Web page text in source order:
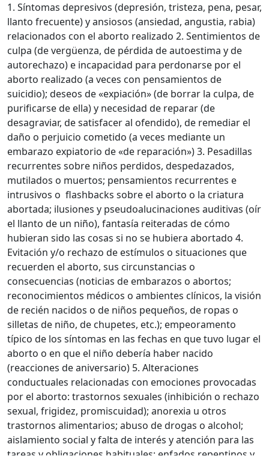
1. Síntomas depresivos (depresión, tristeza, pena, pesar,
llanto frecuente) y ansiosos (ansiedad, angustia, rabia)
relacionados con el aborto realizado 2. Sentimientos de
culpa (de vergüenza, de pérdida de autoestima y de
autorechazo) e incapacidad para perdonarse por el
aborto realizado (a veces con pensamientos de
suicidio); deseos de «expiación» (de borrar la culpa, de
purificarse de ella) y necesidad de reparar (de
desagraviar, de satisfacer al ofendido), de remediar el
daño o perjuicio cometido (a veces mediante un
embarazo expiatorio de «de reparación») 3. Pesadillas
recurrentes sobre niños perdidos, despedazados,
mutilados o muertos; pensamientos recurrentes e
intrusivos o flashbacks sobre el aborto o la criatura
abortada; ilusiones y pseudoalucinaciones auditivas (oír
el llanto de un niño), fantasía reiteradas de cómo
hubieran sido las cosas si no se hubiera abortado 4.
Evitación y/o rechazo de estímulos o situaciones que
recuerden el aborto, sus circunstancias o
consecuencias (noticias de embarazos o abortos;
reconocimientos médicos o ambientes clínicos, la visión
de recién nacidos o de niños pequeños, de ropas o
silletas de niño, de chupetes, etc.); empeoramento
típico de los síntomas en las fechas en que tuvo lugar el
aborto o en que el niño debería haber nacido
(reacciones de aniversario) 5. Alteraciones
conductuales relacionadas con emociones provocadas
por el aborto: trastornos sexuales (inhibición o rechazo
sexual, frigidez, promiscuidad); anorexia u otros
trastornos alimentarios; abuso de drogas o alcohol;
aislamiento social y falta de interés y atención para las
tareas y obligaciones habituales; enfados repentinos y